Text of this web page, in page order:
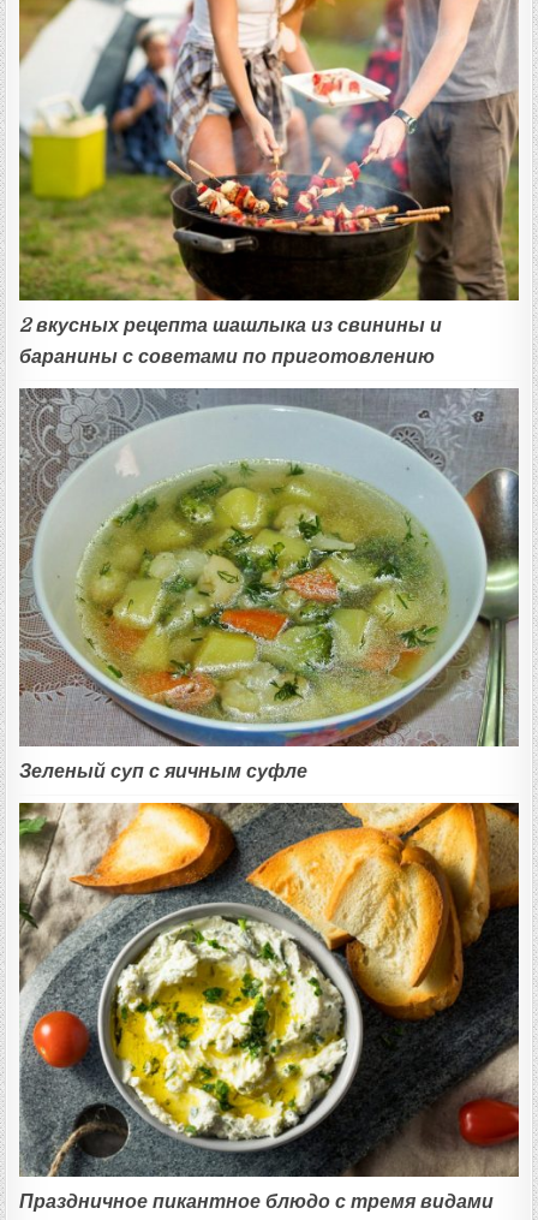
2 вкусных рецепта шашлыка из свинины и
баранины с советами по приготовлению
Зеленый суп с яичным суфле
Праздничное пикантное блюдо с тремя видами